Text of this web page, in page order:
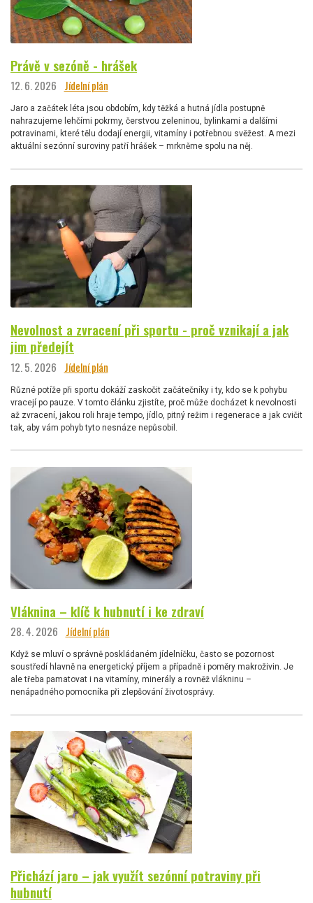
Právě v sezóně - hrášek
12. 6. 2026 Jídelní plán
Jaro a začátek léta jsou obdobím, kdy těžká a hutná jídla postupně
nahrazujeme lehčími pokrmy, čerstvou zeleninou, bylinkami a dalšími
potravinami, které tělu dodají energii, vitamíny i potřebnou svěžest. A mezi
aktuální sezónní suroviny patří hrášek – mrkněme spolu na něj.
Nevolnost a zvracení při sportu - proč vznikají a jak
jim předejít
12. 5. 2026 Jídelní plán
Různé potíže při sportu dokáží zaskočit začátečníky i ty, kdo se k pohybu
vracejí po pauze. V tomto článku zjistíte, proč může docházet k nevolnosti
až zvracení, jakou roli hraje tempo, jídlo, pitný režim i regenerace a jak cvičit
tak, aby vám pohyb tyto nesnáze nepůsobil.
Vláknina – klíč k hubnutí i ke zdraví
28. 4. 2026 Jídelní plán
Když se mluví o správně poskládaném jídelníčku, často se pozornost
soustředí hlavně na energetický příjem a případně i poměry makroživin. Je
ale třeba pamatovat i na vitamíny, minerály a rovněž vlákninu –
nenápadného pomocníka při zlepšování životosprávy.
Přichází jaro – jak využít sezónní potraviny při
hubnutí